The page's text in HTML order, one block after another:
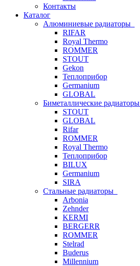
Контакты
Каталог
Алюминиевые радиаторы
RIFAR
Royal Thermo
ROMMER
STOUT
Gekon
Теплоприбор
Germanium
GLOBAL
Биметаллические радиаторы
STOUT
GLOBAL
Rifar
ROMMER
Royal Thermo
Теплоприбор
BILUX
Germanium
SIRA
Стальные радиаторы
Arbonia
Zehnder
KERMI
BERGERR
ROMMER
Stelrad
Buderus
Millennium